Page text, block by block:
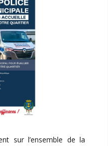
sur l’ensemble de la